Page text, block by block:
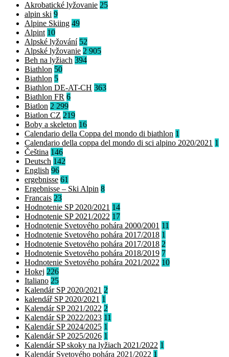
Akrobatické lyžovanie 25
alpin ski 9
Alpine Skiing 49
Alpint 10
Alpské lyžování 52
Alpské lyžovanie 2 905
Beh na lyžiach 394
Biathlon 50
Biathlon 5
Biathlon DE-AT-CH 363
Biathlon FR 6
Biatlon 2 299
Biatlon CZ 219
Boby a skeleton 16
Calendario della Coppa del mondo di biathlon 1
Calendario della coppa del mondo di sci alpino 2020/2021 1
Čeština 146
Deutsch 142
English 96
ergebnisse 61
Ergebnisse – Ski Alpin 8
Francais 23
Hodnotenie SP 2020/2021 14
Hodnotenie SP 2021/2022 17
Hodnotenie Svetového pohára 2000/2001 11
Hodnotenie Svetového pohára 2017/2018 1
Hodnotenie Svetového pohára 2017/2018 2
Hodnotenie Svetového pohára 2018/2019 7
Hodnotenie Svetového pohára 2021/2022 10
Hokej 226
Italiano 25
Kalendár SP 2020/2021 2
kalendář SP 2020/2021 1
Kalendár SP 2021/2022 2
Kalendár SP 2022/2023 11
Kalendár SP 2024/2025 1
Kalendár SP 2025/2026 1
Kalendár SP skoky na lyžiach 2021/2022 1
Kalendár Svetového pohára 2021/2022 1